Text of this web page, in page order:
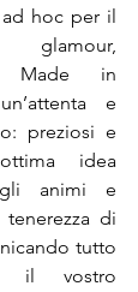
ad hoc per il
glamour,
Made in
e
preziosi e
idea
animi e
di
tutto
il vostro